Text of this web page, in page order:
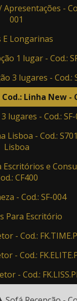
-
001
E Longarinas
1 lugar - Cod.:
3 lugares - Cod.:
Linha New -
lugares - Cod.:
Lisboa - Cod.:
Lisboa
Escritórios e
CF400
- Cod.: SF-004
Para Escritório
- Cod.:
- Cod.:
- Cod.: